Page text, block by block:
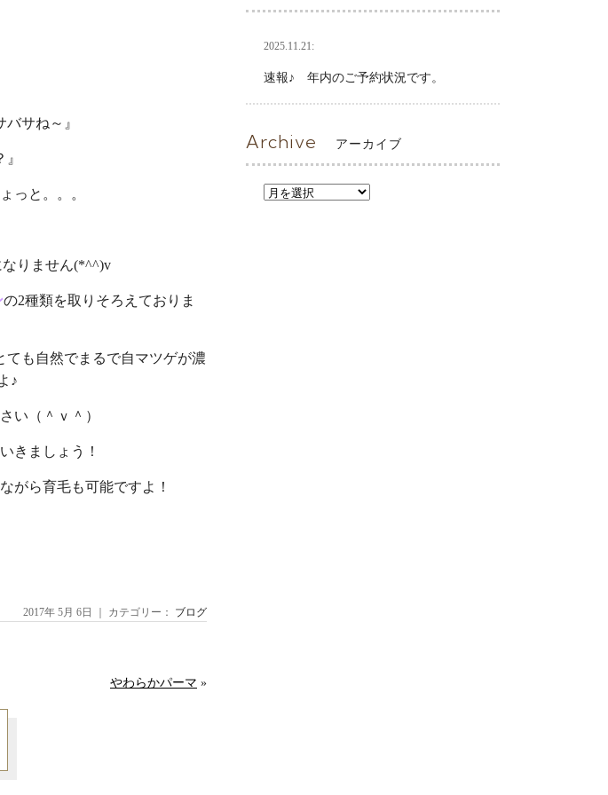
サね～』
っと。。。
りません(*^^)v
の2種類を取りそろえておりま
も自然でまるで自マツゲが濃
♪
い（＾ｖ＾）
きましょう！
がら育毛も可能ですよ！
2017年 5月 6日 ｜ カテゴリー： ブログ
やわらかパーマ »
2025.11.21:
速報♪ 年内のご予約状況です。
Archive アーカイブ